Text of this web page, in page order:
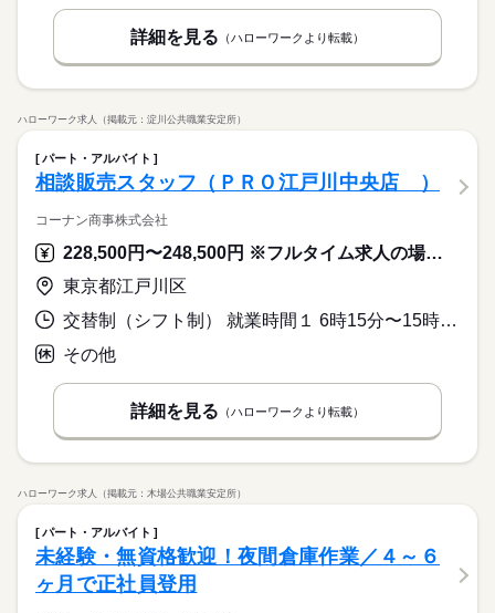
詳細を見る （ハローワークより転載）
ハローワーク求人（掲載元：淀川公共職業安定所）
パート・アルバイト
相談販売スタッフ（ＰＲＯ江戸川中央店 ）
コーナン商事株式会社
228,500円〜248,500円 ※フルタイム求人の場合は月額（換算額）、パート求人の場合は時間額を表示しています。
東京都江戸川区
交替制（シフト制） 就業時間１ 6時15分〜15時15分 就業時間２ 11時15分〜20時15分 又は 6時15分〜20時15分の時間の間の8時間 就業時間に関する特記事項 （１）、（２）はシフト例
その他
詳細を見る （ハローワークより転載）
ハローワーク求人（掲載元：木場公共職業安定所）
パート・アルバイト
未経験・無資格歓迎！夜間倉庫作業／４～６
ヶ月で正社員登用